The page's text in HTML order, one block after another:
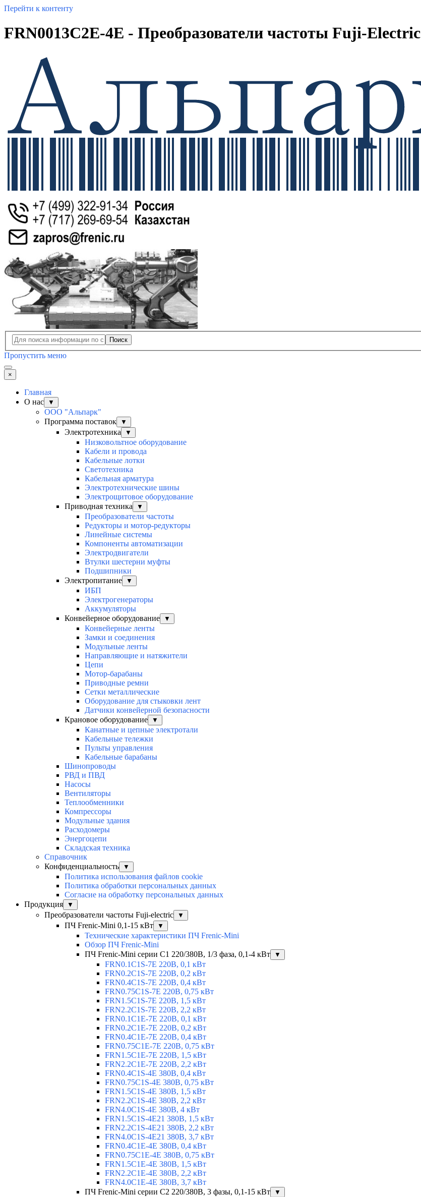
Перейти к контенту
FRN0013C2E-4E - Преобразователи частоты Fuji-Electric
Поиск
Пропустить меню
×
Главная
О нас
▼
ООО "Альпарк"
Программа поставок
▼
Электротехника ▼
Низковольтное оборудование
Кабели и провода
Кабельные лотки
Светотехника
Кабельная арматура
Электротехнические шины
Электрощитовое оборудование
Приводная техника
▼
Преобразователи частоты
Редукторы и мотор-редукторы
Линейные системы
Компоненты автоматизации
Электродвигатели
Втулки шестерни муфты
Подшипники
Электропитание
▼
ИБП
Электрогенераторы
Аккумуляторы
Конвейерное оборудование
▼
Конвейерные ленты
Замки и соединения
Модульные ленты
Направляющие и натяжители
Цепи
Мотор-барабаны
Приводные ремни
Сетки металлические
Оборудование для стыковки лент
Датчики конвейерной безопасности
Крановое оборудование
▼
Канатные и цепные электротали
Кабельные тележки
Пульты управления
Кабельные барабаны
Шинопроводы
РВД и ПВД
Насосы
Вентиляторы
Теплообменники
Компрессоры
Модульные здания
Расходомеры
Энергоцепи
Складская техника
Справочник
Конфиденциальность
▼
Политика использования файлов cookie
Политика обработки персональных данных
Согласие на обработку персональных данных
Продукция
▼
Преобразователи частоты Fuji-electric ▼
ПЧ Frenic-Mini 0,1-15 кВт ▼
Технические характеристики ПЧ Frenic-Mini
Обзор ПЧ Frenic-Mini
ПЧ Frenic-Mini серии C1 220/380В, 1/3 фаза, 0,1-4 кВт
▼
FRN0.1C1S-7E 220В, 0,1 кВт
FRN0.2C1S-7E 220В, 0,2 кВт
FRN0.4C1S-7E 220В, 0,4 кВт
FRN0.75C1S-7E 220В, 0,75 кВт
FRN1.5C1S-7E 220В, 1,5 кВт
FRN2.2C1S-7E 220В, 2,2 кВт
FRN0.1C1E-7E 220В, 0,1 кВт
FRN0.2C1E-7E 220В, 0,2 кВт
FRN0.4C1E-7E 220В, 0,4 кВт
FRN0.75C1E-7E 220В, 0,75 кВт
FRN1.5C1E-7E 220В, 1,5 кВт
FRN2.2C1E-7E 220В, 2,2 кВт
FRN0.4C1S-4E 380В, 0,4 кВт
FRN0.75C1S-4E 380В, 0,75 кВт
FRN1.5C1S-4E 380В, 1,5 кВт
FRN2.2C1S-4E 380В, 2,2 кВт
FRN4.0C1S-4E 380В, 4 кВт
FRN1.5C1S-4E21 380В, 1,5 кВт
FRN2.2C1S-4E21 380В, 2,2 кВт
FRN4.0C1S-4E21 380В, 3,7 кВт
FRN0.4C1E-4E 380В, 0,4 кВт
FRN0.75C1E-4E 380В, 0,75 кВт
FRN1.5C1E-4E 380В, 1,5 кВт
FRN2.2C1E-4E 380В, 2,2 кВт
FRN4.0C1E-4E 380В, 3,7 кВт
ПЧ Frenic-Mini серии С2 220/380В, 3 фазы, 0,1-15 кВт
▼